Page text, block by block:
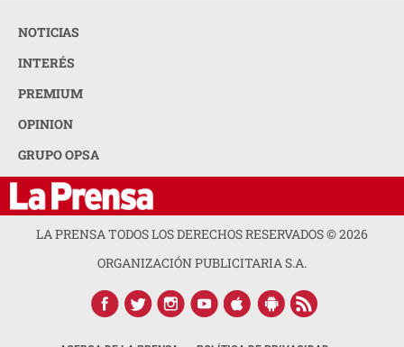
NOTICIAS
INTERÉS
PREMIUM
OPINION
GRUPO OPSA
LA PRENSA TODOS LOS DERECHOS RESERVADOS ©2026
ORGANIZACIÓN PUBLICITARIA S.A.